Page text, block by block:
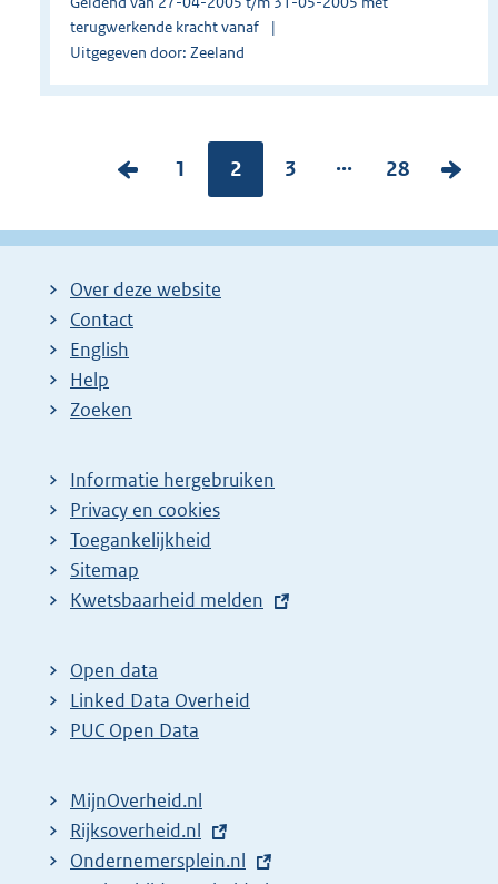
terugwerkende kracht vanaf
Uitgegeven door: Zeeland
V
r
g
e
a
n
a
z
o
k
r
e
u
l
t
P
g
n
1 Pagina:
2
P
g
3 ...
P
g
28
V
l
Over deze website
Contact
English
Help
Zoeken
Informatie hergebruiken
Privacy en cookies
Toegankelijkheid
Sitemap
E
t
e
r
l
i
n
Kwetsbaarheid melden
Open data
Linked Data Overheid
PUC Open Data
MijnOverheid.nl
E
x
Rijksoverheid.nl
E
Ondernemersplein.nl